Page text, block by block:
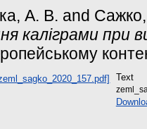
А. В. and
каліграми при
Text